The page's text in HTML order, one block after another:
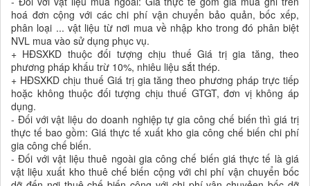
hoá đơn cộng với các chi phí vận chuyển bảo quản, bốc xếp,
phân loại ... vật liệu từ nơi mua về nhập kho trong đó phân biệt
NVL mua vào sử dụng phục vụ.
+ HĐSXKD thuộc đối tượng chịu thuế Giá trị gia tăng, theo
phương pháp khấu trừ 10%, nhiêu liệu sắt thép.
+ HĐSXKD chịu thuế Giá trị gia tăng theo phương pháp trực tiếp
hoặc không thuộc đối tượng chịu thuế GTGT, đơn vị không áp
dụng.
- Đối với vật liệu do doanh nghiệp tự gia công chế biến thì giá trị
thực tế bao gồm: Giá thực tế xuất kho gia công chế biến chi phí
gia công chế biến.
- Đối với vật liệu thuê ngoài gia công chế biến giá thực tế là giá
vật liệu xuất kho thuê chế biến cộng với chi phí vận chuyển bốc